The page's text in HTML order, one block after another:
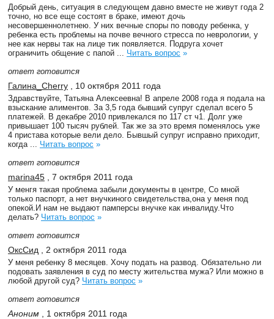
Добрый день, ситуация в следующем давно вместе не живут года 2
точно, но все еще состоят в браке, имеют дочь
несовершеннолетнею. У них вечные споры по поводу ребенка, у
ребенка есть проблемы на почве вечного стресса по неврологии, у
нее как нервы так на лице тик появляется. Подруга хочет
ограничить общение с папой ... Читать вопрос »
ответ готовится
Галина_Cherry , 10 октября 2011 года
Здравствуйте, Татьяна Алексеевна! В апреле 2008 года я подала на
взыскание алиментов. За 3,5 года бывший супруг сделал всего 5
платежей. В декабре 2010 привлекался по 117 ст ч1. Долг уже
привышает 100 тысяч рублей. Так же за это время поменялось уже
4 пристава которые вели дело. Бывшый супруг исправно приходит,
когда ... Читать вопрос »
ответ готовится
marina45 , 7 октября 2011 года
У менгя такая проблема забыли документы в центре, Со мной
только паспорт, а нет внучкиного свидетельства,она у меня под
опекой.И нам не выдают памперсы внучке как инвалиду.Что
делать? Читать вопрос »
ответ готовится
ОксСид , 2 октября 2011 года
У меня ребенку 8 месяцев. Хочу подать на развод. Обязательно ли
подовать заявления в суд по месту жительства мужа? Или можно в
любой другой суд? Читать вопрос »
ответ готовится
Аноним , 1 октября 2011 года